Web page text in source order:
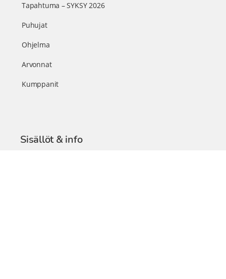
Tapahtuma – SYKSY 2026
Puhujat
Ohjelma
Arvonnat
Kumppanit
Sisällöt & info